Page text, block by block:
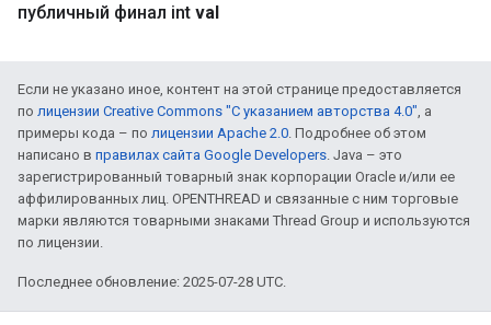
публичный финал int val
Если не указано иное, контент на этой странице предоставляется
по лицензии Creative Commons "С указанием авторства 4.0", а
примеры кода – по лицензии Apache 2.0. Подробнее об этом
написано в правилах сайта Google Developers. Java – это
зарегистрированный товарный знак корпорации Oracle и/или ее
аффилированных лиц. OPENTHREAD и связанные с ним торговые
марки являются товарными знаками Thread Group и используются
по лицензии.
Последнее обновление: 2025-07-28 UTC.